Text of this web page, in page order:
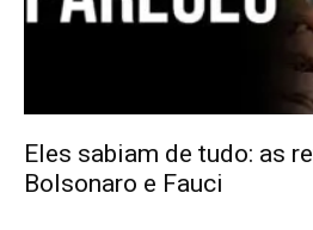
Eles sabiam de tudo: as
Bolsonaro e Fauci